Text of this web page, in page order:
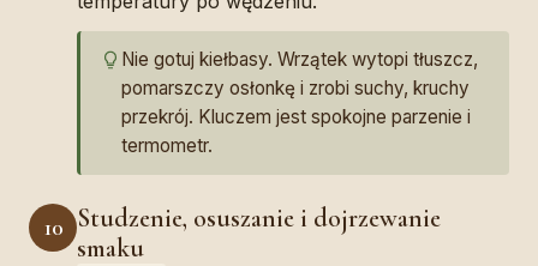
Nie gotuj kiełbasy. Wrzątek wytopi tłuszcz,
pomarszczy osłonkę i zrobi suchy, kruchy
przekrój. Kluczem jest spokojne parzenie i
termometr.
10 Studzenie, osuszanie i dojrzewanie
smaku